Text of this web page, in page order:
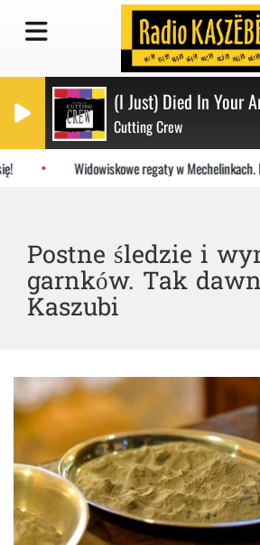
(I Just) Died In Your
Cutting Crew
Widowiskowe regaty w Mechelinkach.
Postne śledzie i
garnków. Tak
Kaszubi